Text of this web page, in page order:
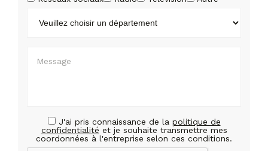
J'ai pris connaissance de la politique de
confidentialité et je souhaite transmettre mes
coordonnées à l'entreprise selon ces conditions.